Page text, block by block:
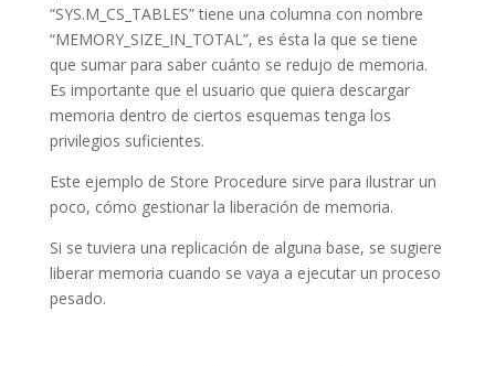
“SYS.M_CS_TABLES” tiene una columna con nombre
“MEMORY_SIZE_IN_TOTAL”, es ésta la que se tiene
que sumar para saber cuánto se redujo de memoria.
Es importante que el usuario que quiera descargar
memoria dentro de ciertos esquemas tenga los
privilegios suficientes.
Este ejemplo de Store Procedure sirve para ilustrar un
poco, cómo gestionar la liberación de memoria.
Si se tuviera una replicación de alguna base, se sugiere
liberar memoria cuando se vaya a ejecutar un proceso
pesado.